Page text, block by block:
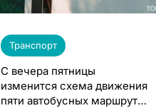
Транспорт
С вечера пятницы
изменится схема движения
пяти автобусных маршрутов